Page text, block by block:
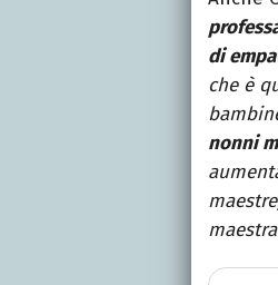
di
che è
nonni